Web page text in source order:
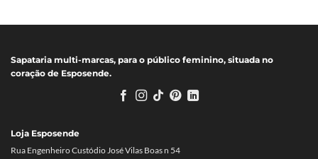
Sapataria multi-marcas, para o público feminino, situada no
coração de Esposende.
Loja Esposende
Rua Engenheiro Custódio José Vilas Boas n 54